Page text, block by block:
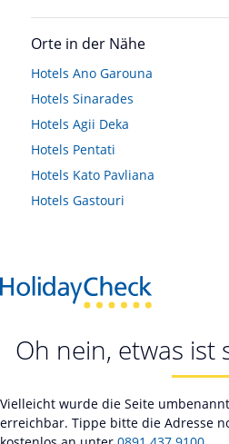
Orte in der Nähe
Hotels Ano Garouna
Hotels Sinarades
Hotels Agii Deka
Hotels Pentati
Hotels Kato Pavliana
Hotels Gastouri
Oh nein, etwas ist
Vielleicht wurde die Seite
erreichbar. Tippe bitte die Adresse